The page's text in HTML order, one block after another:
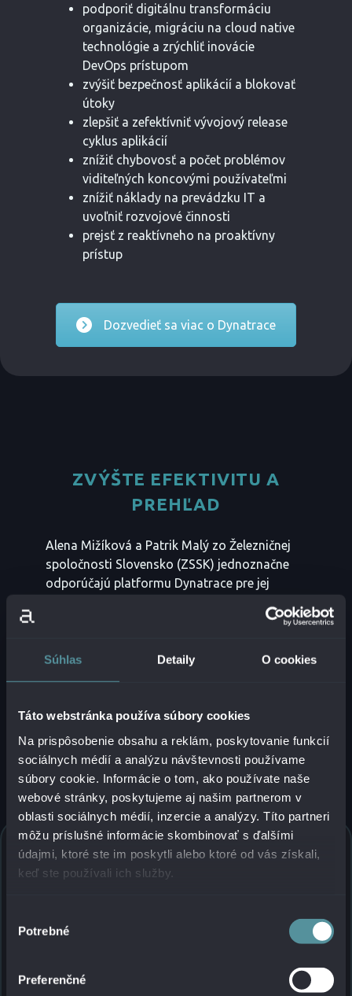
Súhlas Detaily O cookies
Táto webstránka používa súbory cookies
Na prispôsobenie obsahu a reklám, poskytovanie funkcií
sociálnych médií a analýzu návštevnosti používame
súbory cookie. Informácie o tom, ako používate naše
webové stránky, poskytujeme aj našim partnerom v
oblasti sociálnych médií, inzercie a analýzy. Títo partneri
môžu príslušné informácie skombinovať s ďalšími
údajmi, ktoré ste im poskytli alebo ktoré od vás získali,
keď ste používali ich služby.
súhlasu
Potrebné
Preferenčné
podporiť digitálnu transformáciu
organizácie, migráciu na cloud native
technológie a zrýchliť inovácie
DevOps prístupom
zvýšiť bezpečnosť aplikácií a blokovať
útoky
zlepšiť a zefektívniť vývojový release
cyklus aplikácií
znížiť chybovosť a počet problémov
viditeľných koncovými používateľmi
znížiť náklady na prevádzku IT a
uvoľniť rozvojové činnosti
prejsť z reaktívneho na proaktívny
prístup
Dozvedieť sa viac o Dynatrace
ZVÝŠTE EFEKTIVITU A
PREHĽAD
Alena Mižíková a Patrik Malý zo Železničnej
spoločnosti Slovensko (ZSSK) jednoznačne
odporúčajú platformu Dynatrace pre jej
schopnosť poskytnúť ucelené a hodnotné
efektivitu a lepší prehľad o svojich systémoch,
čo im pomohlo identifikovať a odstrániť